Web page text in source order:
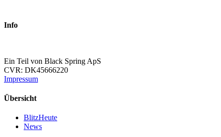
Info
Ein Teil von Black Spring ApS
CVR: DK45666220
Impressum
Übersicht
BlitzHeute
News